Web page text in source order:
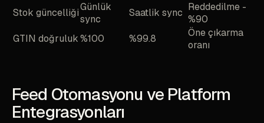
Stok güncelliğiGünlük
sync
Saatlik sync Reddedilme -
%90
GTIN doğruluk%100 %99.8
Öne çıkarma
oranı
Feed Otomasyonu ve Platform
Entegrasyonları